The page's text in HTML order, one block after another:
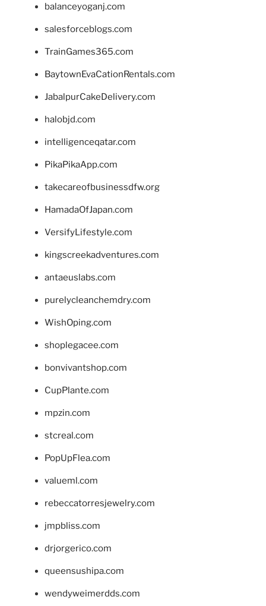
balanceyoganj.com
salesforceblogs.com
TrainGames365.com
BaytownEvaCationRentals.com
JabalpurCakeDelivery.com
halobjd.com
intelligenceqatar.com
PikaPikaApp.com
takecareofbusinessdfw.org
HamadaOfJapan.com
VersifyLifestyle.com
kingscreekadventures.com
antaeuslabs.com
purelycleanchemdry.com
WishOping.com
shoplegacee.com
bonvivantshop.com
CupPlante.com
mpzin.com
stcreal.com
PopUpFlea.com
valueml.com
rebeccatorresjewelry.com
jmpbliss.com
drjorgerico.com
queensushipa.com
wendyweimerdds.com